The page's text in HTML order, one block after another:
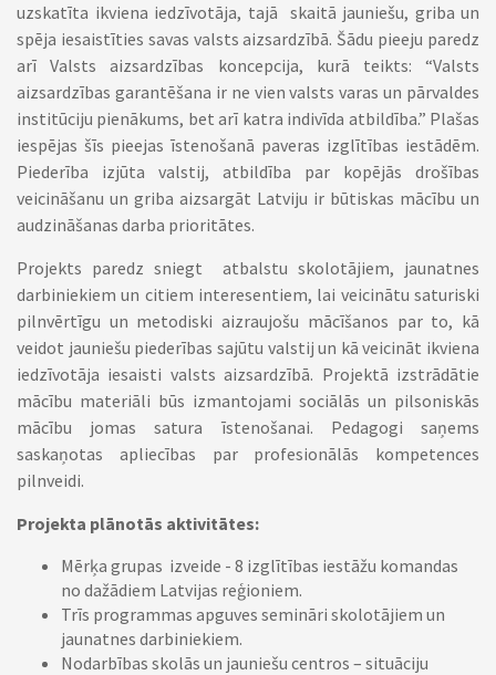
uzskatīta ikviena iedzīvotāja, tajā skaitā jauniešu, griba un
spēja iesaistīties savas valsts aizsardzībā. Šādu pieeju paredz
arī Valsts aizsardzības koncepcija, kurā teikts: “Valsts
aizsardzības garantēšana ir ne vien valsts varas un pārvaldes
institūciju pienākums, bet arī katra indivīda atbildība.” Plašas
iespējas šīs pieejas īstenošanā paveras izglītības iestādēm.
Piederība izjūta valstij, atbildība par kopējās drošības
veicināšanu un griba aizsargāt Latviju ir būtiskas mācību un
audzināšanas darba prioritātes.
Projekts paredz sniegt atbalstu skolotājiem, jaunatnes
darbiniekiem un citiem interesentiem, lai veicinātu saturiski
pilnvērtīgu un metodiski aizraujošu mācīšanos par to, kā
veidot jauniešu piederības sajūtu valstij un kā veicināt ikviena
iedzīvotāja iesaisti valsts aizsardzībā. Projektā izstrādātie
mācību materiāli būs izmantojami sociālās un pilsoniskās
mācību jomas satura īstenošanai. Pedagogi saņems
saskaņotas apliecības par profesionālās kompetences
pilnveidi.
Projekta plānotās aktivitātes:
Mērķa grupas izveide - 8 izglītības iestāžu komandas
no dažādiem Latvijas reģioniem.
Trīs programmas apguves semināri skolotājiem un
jaunatnes darbiniekiem.
Nodarbības skolās un jauniešu centros – situāciju